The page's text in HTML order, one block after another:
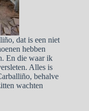
dat is een niet
hebben
En die waar ik
Alles is
behalve
wachten